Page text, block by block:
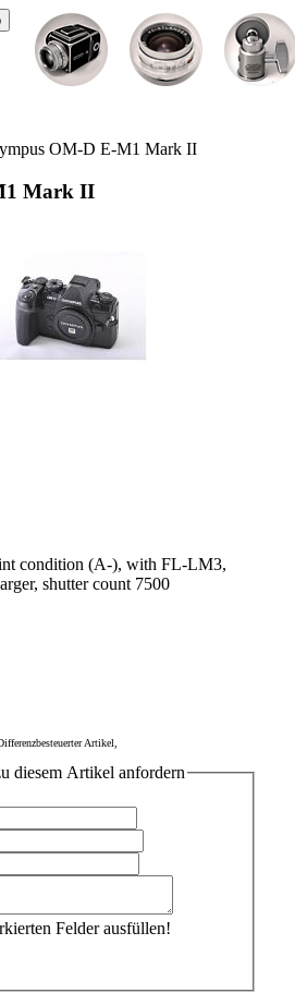
OM-D E-M1 Mark II
Mark II
condition (A-), with FL-LM3,
shutter count 7500
Artikel,
diesem Artikel anfordern
Felder ausfüllen!